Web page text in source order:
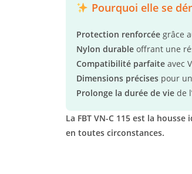
Pourquoi elle se
Protection renforcée grâce
Nylon durable offrant une
Compatibilité parfaite avec
Dimensions précises pour
Prolonge la durée de vie de
La FBT VN-C 115 est la
en toutes circonstances.